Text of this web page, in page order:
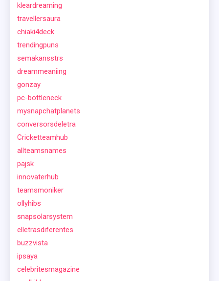
kleardreaming
travellersaura
chiaki4deck
trendingpuns
semakansstrs
dreammeaniing
gonzay
pc-bottleneck
mysnapchatplanets
conversorsdeletra
Cricketteamhub
allteamsnames
pajsk
innovaterhub
teamsmoniker
ollyhibs
snapsolarsystem
elletrasdiferentes
buzzvista
ipsaya
celebritesmagazine